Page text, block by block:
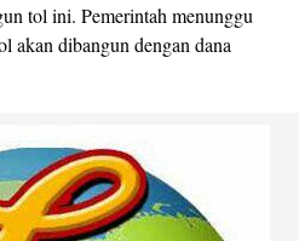
tol ini. Pemerintah menunggu
akan dibangun dengan dana